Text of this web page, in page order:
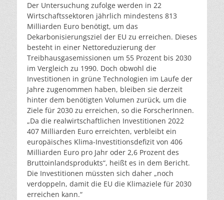
Der Untersuchung zufolge werden in 22
Wirtschaftssektoren jährlich mindestens 813
Milliarden Euro benötigt, um das
Dekarbonisierungsziel der EU zu erreichen. Dieses
besteht in einer Nettoreduzierung der
Treibhausgasemissionen um 55 Prozent bis 2030
im Vergleich zu 1990. Doch obwohl die
Investitionen in grüne Technologien im Laufe der
Jahre zugenommen haben, bleiben sie derzeit
hinter dem benötigten Volumen zurück, um die
Ziele für 2030 zu erreichen, so die ForscherInnen.
„Da die realwirtschaftlichen Investitionen 2022
407 Milliarden Euro erreichten, verbleibt ein
europäisches Klima-Investitionsdefizit von 406
Milliarden Euro pro Jahr oder 2,6 Prozent des
Bruttoinlandsprodukts“, heißt es in dem Bericht.
Die Investitionen müssten sich daher „noch
verdoppeln, damit die EU die Klimaziele für 2030
erreichen kann.“